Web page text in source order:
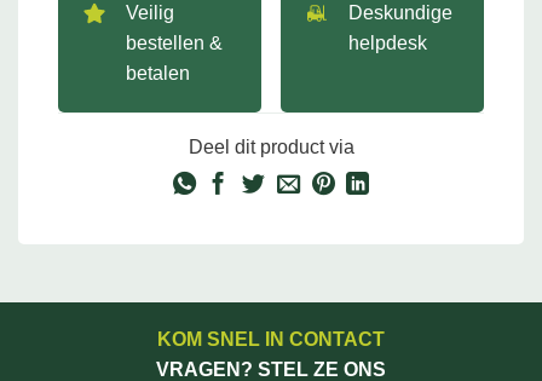
Veilig
bestellen &
betalen
Deskundige
helpdesk
Deel dit product via
KOM SNEL IN CONTACT
VRAGEN? STEL ZE ONS